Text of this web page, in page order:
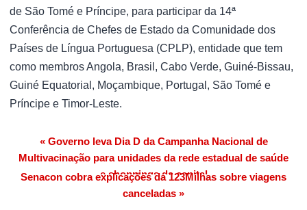
de São Tomé e Príncipe, para participar da 14ª
Conferência de Chefes de Estado da Comunidade dos
Países de Língua Portuguesa (CPLP), entidade que tem
como membros Angola, Brasil, Cabo Verde, Guiné-Bissau,
Guiné Equatorial, Moçambique, Portugal, São Tomé e
Príncipe e Timor-Leste.
Navegação de Post
« Governo leva Dia D da Campanha Nacional de
Multivacinação para unidades da rede estadual de saúde
e shoppings da capital
Senacon cobra explicações da 123Milhas sobre viagens
canceladas »